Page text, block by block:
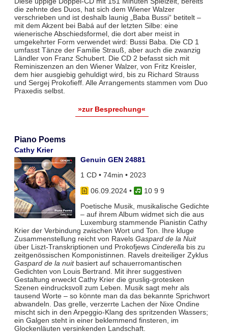
die zehnte des Duos, hat sich dem Wiener Walzer
verschrieben und ist deshalb launig „Baba Bussi“ betitelt –
mit dem Akzent bei Babá auf der letzten Silbe: eine
wienerische Abschiedsformel, die dort aber meist in
umgekehrter Form verwendet wird: Bussi Baba. Die CD 1
umfasst Tänze der Familie Strauß, aber auch die zwanzig
Ländler von Franz Schubert. Die CD 2 befasst sich mit
Reminiszenzen an den Wiener Walzer, von Fritz Kreisler,
dem hier ausgiebig gehuldigt wird, bis zu Richard Strauss
und Sergej Prokofieff. Alle Arrangements stammen vom Duo
Praxedis selbst.
»zur Besprechung«
Piano Poems
Cathy Krier
Genuin GEN 24881
1 CD • 74min • 2023
06.09.2024•
10 9 9
Poetische Musik, musikalische Gedichte
– auf ihrem Album widmet sich die aus
Luxemburg stammende Pianistin Cathy
Krier der Verbindung zwischen Wort und Ton. Ihre kluge
Zusammenstellung reicht von Ravels Gaspard de la Nuit
über Liszt-Transkriptionen und Prokofjews Cinderella bis zu
zeitgenössischen Komponistinnen. Ravels dreiteiliger Zyklus
Gaspard de la nuitbasiert auf schauerromantischen
Gedichten von Louis Bertrand. Mit ihrer suggestiven
Gestaltung erweckt Cathy Krier die gruslig-grotesken
Szenen eindrucksvoll zum Leben. Musik sagt mehr als
tausend Worte – so könnte man da das bekannte Sprichwort
abwandeln. Das grelle, verzerrte Lachen der Nixe Ondine
mischt sich in den Arpeggio-Klang des spritzenden Wassers;
ein Galgen steht in einer beklemmend finsteren, im
Glockenläuten versinkenden Landschaft.